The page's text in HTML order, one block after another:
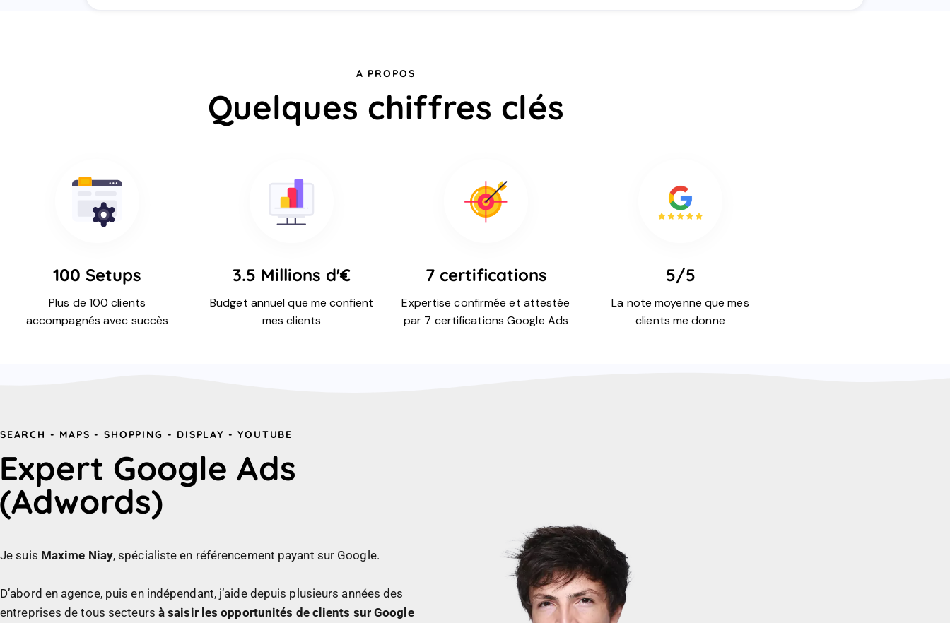
A PROPOS
Quelques chiffres clés
100 Setups
Plus de 100 clients
accompagnés avec succès
3.5 Millions d'€
Budget annuel que me confient
mes clients
7 certifications
Expertise confirmée et attestée
par 7 certifications Google Ads
5/5
La note moyenne que mes
clients me donne
SEARCH - MAPS - SHOPPING - DISPLAY - YOUTUBE
Expert Google Ads
(Adwords)
Je suis Maxime Niay, spécialiste en référencement payant sur Google.
D’abord en agence, puis en indépendant, j’aide depuis plusieurs annéesdes
entreprises de tous secteurs à saisir les opportunités de clients sur Google